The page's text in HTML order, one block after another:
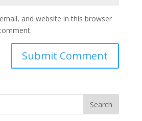
and website in this browser